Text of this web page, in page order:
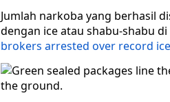
Jumlah narkoba yang berhasil
dengan ice atau shabu-shabu
brokers arrested over record